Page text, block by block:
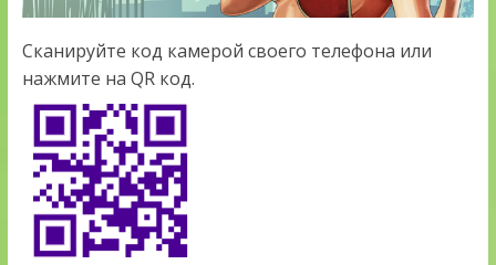
Сканируйте код камерой своего телефона или
нажмите на QR код.